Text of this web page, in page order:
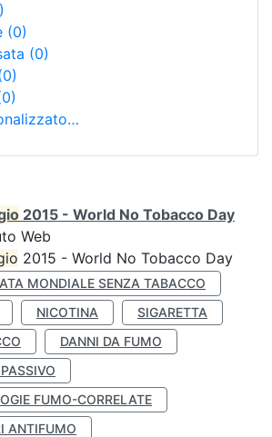
(0)
(0)
2015 - World No Tobacco Day
Web
2015 - World No Tobacco Day
MONDIALE SENZA TABACCO
NICOTINA
SIGARETTA
DANNI DA FUMO
FUMO-CORRELATE
ANTIFUMO